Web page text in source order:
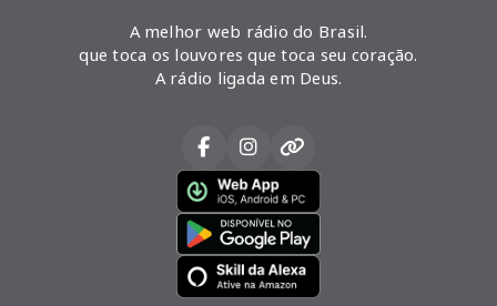
A melhor web rádio do Brasil.
que toca os louvores que toca seu coração.
A rádio ligada em Deus.